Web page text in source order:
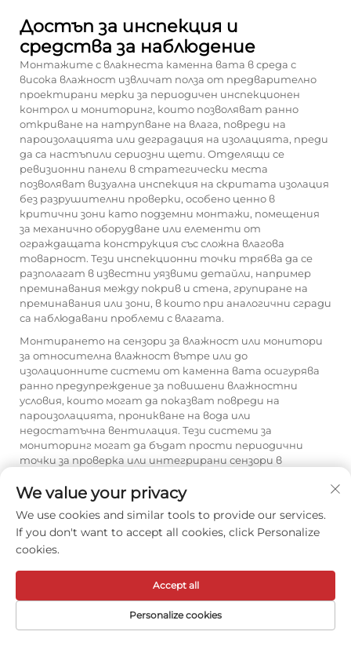
Достъп за инспекция и
средства за наблюдение
Монтажите с влакнеста каменна вата в среда с
висока влажност извличат полза от предварително
проектирани мерки за периодичен инспекционен
контрол и мониторинг, които позволяват ранно
откриване на натрупване на влага, повреди на
пароизолацията или деградация на изолацията, преди
да са настъпили сериозни щети. Отделящи се
ревизионни панели в стратегически места
позволяват визуална инспекция на скритата изолация
без разрушителни проверки, особено ценно в
критични зони като подземни монтажи, помещения
за механично оборудване или елементи от
ограждащата конструкция със сложна влагова
товарност. Тези инспекционни точки трябва да се
разполагат в известни уязвими детайли, например
преминавания между покрив и стена, групиране на
преминавания или зони, в които при аналогични сгради
са наблюдавани проблеми с влагата.
Монтирането на сензори за влажност или монитори
за относителна влажност вътре или до
изолационните системи от каменна вата осигурява
ранно предупреждение за повишени влажностни
условия, които могат да показват повреди на
пароизолацията, проникване на вода или
недостатъчна вентилация. Тези системи за
мониторинг могат да бъдат прости периодични
точки за проверка или интегрирани сензори в
непрекъснато регистриране на данни и възможности
за генериране на аларми. Документирането на
базовите условия по време на първоначалната
инсталация създава референтни данни за сравнение
по време на последващи инспекции, което помага да се
прогресивни тенденции на деградация, изискващи
Достъпност за поддръжка и
We value your privacy
We use cookies and similar tools to provide our services.
If you don't want to accept all cookies, click Personalize
cookies.
Personalize cookies
Accept all